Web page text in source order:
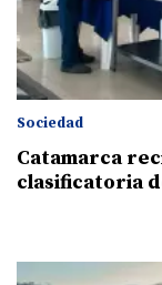
Sociedad
Catamarca
clasificatoria